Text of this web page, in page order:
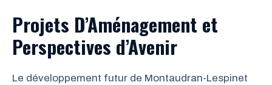
Projets D’Aménagement et
Perspectives d’Avenir
Le développement futur de Montaudran-Lespinet